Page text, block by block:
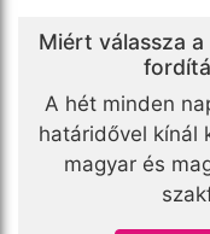
Miért válassza
A hét minden
határidővel kínál
magyar és